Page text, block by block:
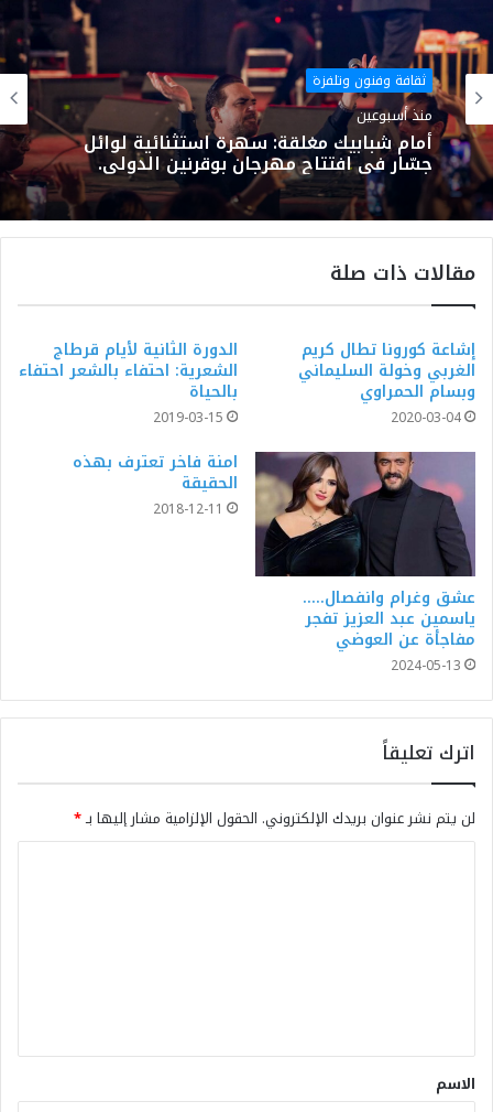
ثقافة وفنون وتلفزة
منذ أسبوعين
أمام شبابيك مغلقة: سهرة استثنائية لوائل
جسّار في افتتاح مهرجان بوقرنين الدولي.
مقالات ذات صلة
إشاعة كورونا تطال كريم
الغربي وخولة السليماني
وبسام الحمراوي
2020-03-04
الدورة الثانية لأيام قرطاج
الشعرية: احتفاء بالشعر احتفاء
بالحياة
2019-03-15
عشق وغرام وانفصال…..
ياسمين عبد العزيز تفجر
مفاجأة عن العوضي
2024-05-13
امنة فاخر تعترف بهذه
الحقيقة
2018-12-11
اترك تعليقاً
لن يتم نشر عنوان بريدك الإلكتروني. الحقول الإلزامية مشار إليها بـ*
الاسم